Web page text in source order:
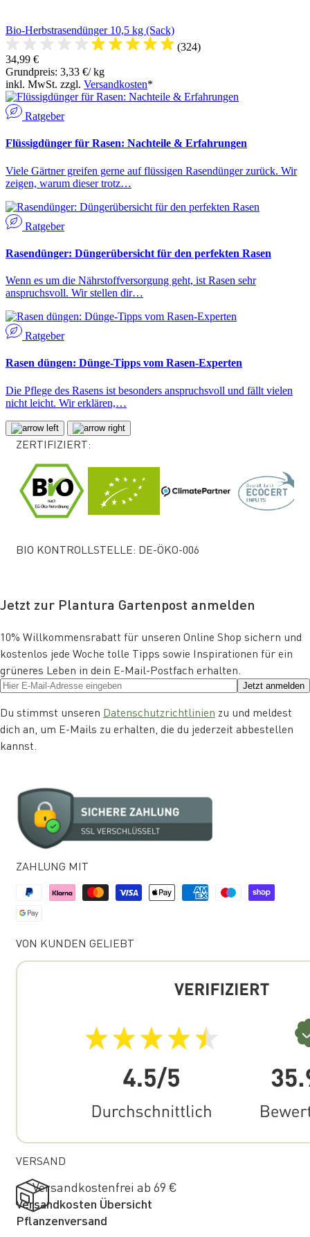
Bio-Herbstrasendünger 10,5 kg (Sack)
(324)
34,99 €
Grundpreis: 3,33 €/ kg
inkl. MwSt. zzgl. Versandkosten*
Ratgeber
Flüssigdünger für Rasen: Nachteile & Erfahrungen
Viele Gärtner greifen gerne auf flüssigen Rasendünger zurück. Wir
zeigen, warum dieser trotz…
Ratgeber
Rasendünger: Düngerübersicht für den perfekten Rasen
Wenn es um die Nährstoffversorgung geht, ist Rasen sehr
anspruchsvoll. Wir stellen dir…
Ratgeber
Rasen düngen: Dünge-Tipps vom Rasen-Experten
Die Pflege des Rasens ist besonders anspruchsvoll und fällt vielen
nicht leicht. Wir erklären,…
ZERTIFIZIERT:
BIO KONTROLLSTELLE: DE-ÖKO-006
Jetzt zur Plantura Gartenpost anmelden
10% Willkommensrabatt für unseren Online Shop sichern und
kostenlos jede Woche tolle Tipps sowie Inspirationen für ein
grüneres Leben in dein E-Mail-Postfach erhalten.
Jetzt anmelden
Du stimmst unseren Datenschutzrichtlinien zu und meldest
dich an, um E-Mails zu erhalten, die du jederzeit abbestellen
kannst.
VERSAND
Versandkostenfrei ab 69 €
Versandkosten Übersicht
Pflanzenversand
ZAHLUNG MIT
VON KUNDEN GELIEBT